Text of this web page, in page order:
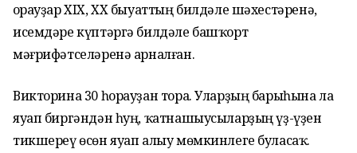
Һорауҙар XIX, XX быуаттың билдәле шәхестәренә,
исемдәре күптәргә билдәле башҡорт
мәғрифәтселәренә арналған.
Викторина 30 һорауҙан тора. Уларҙың барыһына ла
яуап биргәндән һуң, ҡатнашыусыларҙың үҙ-үҙен
тикшереү өсөн яуап алыу мөмкинлеге буласаҡ.